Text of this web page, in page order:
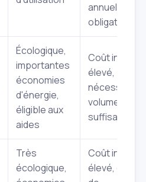
annuel
obligatoire
Écologique,
importantes
économies
d'énergie,
éligible aux
aides
Coût initial
élevé,
nécessite un
volume d'air
suffisant
Très
écologique,
Coût initial
élevé,